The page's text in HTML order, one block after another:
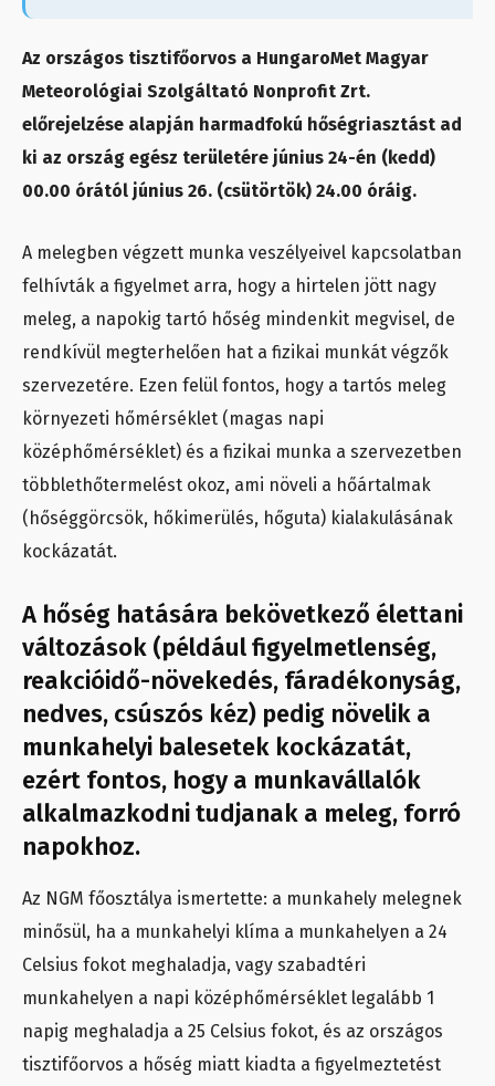
Az országos tisztifőorvos a HungaroMet Magyar
Meteorológiai Szolgáltató Nonprofit Zrt.
előrejelzése alapján harmadfokú hőségriasztást ad
ki az ország egész területére június 24-én (kedd)
00.00 órától június 26. (csütörtök) 24.00 óráig.
A melegben végzett munka veszélyeivel kapcsolatban
felhívták a figyelmet arra, hogy a hirtelen jött nagy
meleg, a napokig tartó hőség mindenkit megvisel, de
rendkívül megterhelően hat a fizikai munkát végzők
szervezetére. Ezen felül fontos, hogy a tartós meleg
környezeti hőmérséklet (magas napi
középhőmérséklet) és a fizikai munka a szervezetben
többlethőtermelést okoz, ami növeli a hőártalmak
(hőséggörcsök, hőkimerülés, hőguta) kialakulásának
kockázatát.
A hőség hatására bekövetkező élettani
változások (például figyelmetlenség,
reakcióidő-növekedés, fáradékonyság,
nedves, csúszós kéz) pedig növelik a
munkahelyi balesetek kockázatát,
ezért fontos, hogy a munkavállalók
alkalmazkodni tudjanak a meleg, forró
napokhoz.
Az NGM főosztálya ismertette: a munkahely melegnek
minősül, ha a munkahelyi klíma a munkahelyen a 24
Celsius fokot meghaladja, vagy szabadtéri
munkahelyen a napi középhőmérséklet legalább 1
napig meghaladja a 25 Celsius fokot, és az országos
tisztifőorvos a hőség miatt kiadta a figyelmeztetést